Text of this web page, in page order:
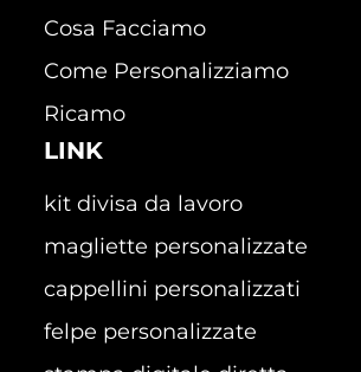
Cosa Facciamo
Come Personalizziamo
Ricamo
LINK
kit divisa da lavoro
magliette personalizzate
cappellini personalizzati
felpe personalizzate